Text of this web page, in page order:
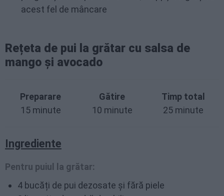
acest fel de mâncare
Rețeta de pui la grătar cu salsa de
mango și avocado
Preparare
15 minute
Gătire
10 minute
Timp total
25 minute
Ingrediente
Pentru puiul la grătar:
4 bucăți de pui dezosate și fără piele